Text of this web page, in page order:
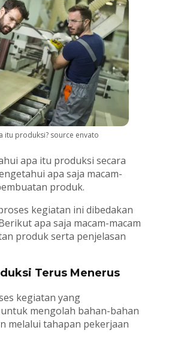
itu produksi? source envato
apa itu produksi secara
apa saja macam-
produk.
kegiatan ini dibedakan
apa saja macam-macam
produk serta penjelasan
Terus Menerus
kegiatan yang
mengolah bahan-bahan
melalui tahapan pekerjaan